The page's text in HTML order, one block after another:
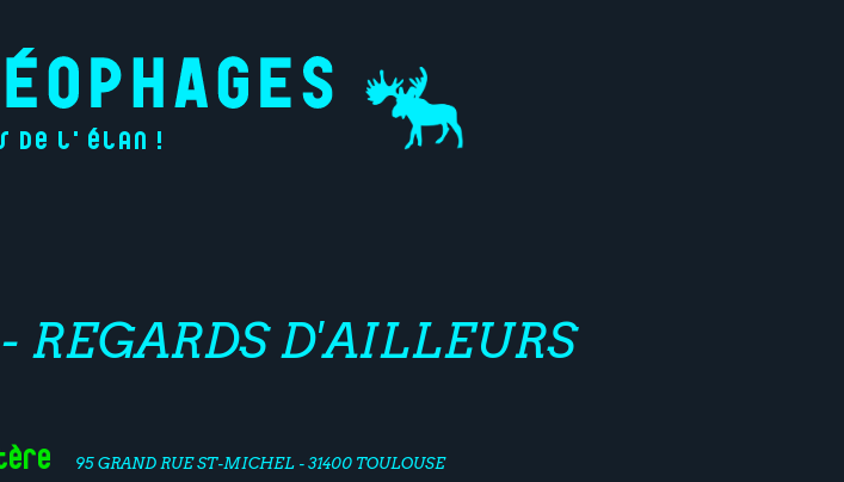
de l'élan !
REGARDS D'AILLEURS
95 GRAND RUE ST-MICHEL - 31400 TOULOUSE